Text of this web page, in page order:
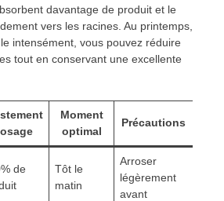
davantage de produit et le
vers les racines. Au printemps,
intensément, vous pouvez réduire
tout en conservant une excellente
Moment
optimal
Précautions
de
Tôt le
matin
Arroser
légèrement
avant